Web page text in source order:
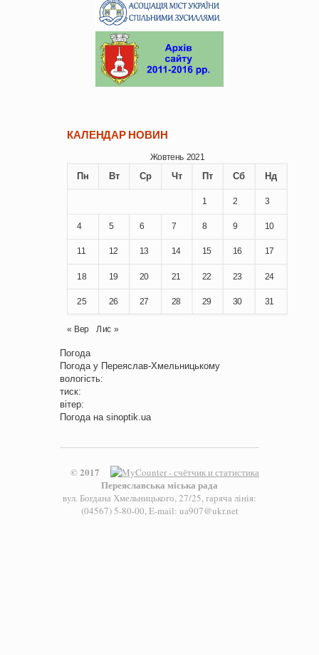
КАЛЕНДАР НОВИН
Жовтень 2021
Пн Вт Ср Чт Пт Сб Нд
1 2 3
4 5 6 7 8 9 10
11 12 13 14 15 16 17
18 19 20 21 22 23 24
25 26 27 28 29 30 31
« Вер Лис »
Погода
Погода у Переяслав-Хмельницькому
вологість:
тиск:
вітер:
Погода на sinoptik.ua
© 2017
Переяславська міська рада
вул. Богдана Хмельницького, 27/25, гаряча лінія:
(04567) 5-80-00, E-mail: ua907@ukr.net